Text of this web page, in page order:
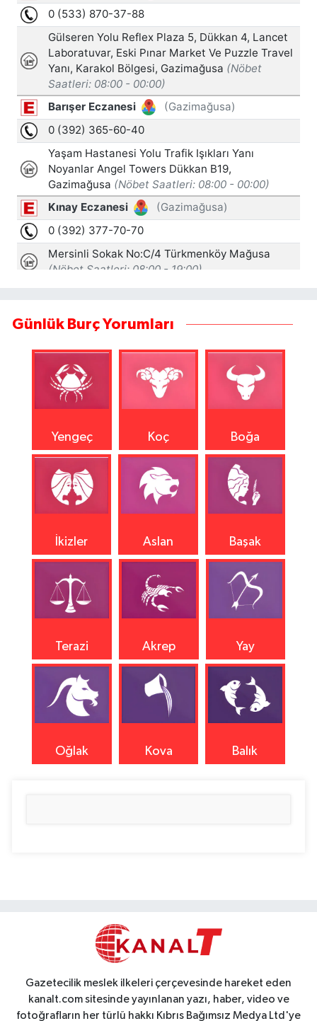
Günlük Burç Yorumları
Yengeç Koç Boğa
İkizler Aslan Başak
Terazi Akrep Yay
Oğlak Kova Balık
Gazetecilik meslek ilkeleri çerçevesinde hareket eden
kanalt.com sitesinde yayınlanan yazı, haber, video ve
fotoğrafların her türlü hakkı Kıbrıs Bağımsız Medya Ltd'ye